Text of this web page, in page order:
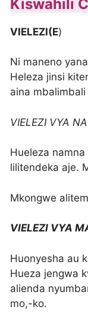
Kiswahili
VIELEZI(E)
Ni maneno
Heleza jinsi
aina mbalimbali
VIELEZI VYA
Hueleza
lilitendeka aje.
Mkongwe
VIELEZI VYA
Huonyesha au
Hueza jengwa
alienda
mo,-ko.